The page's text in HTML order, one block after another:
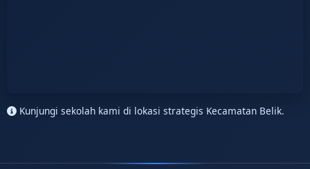
Kunjungi sekolah kami di lokasi strategis Kecamatan Belik.